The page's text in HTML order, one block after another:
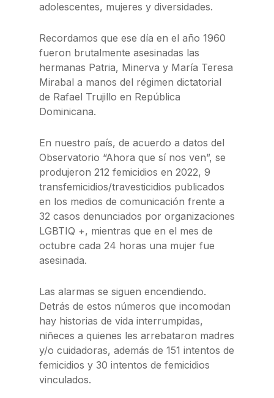
adolescentes, mujeres y diversidades.
Recordamos que ese día en el año 1960
fueron brutalmente asesinadas las
hermanas Patria, Minerva y María Teresa
Mirabal a manos del régimen dictatorial
de Rafael Trujillo en República
Dominicana.
En nuestro país, de acuerdo a datos del
Observatorio “Ahora que sí nos ven”, se
produjeron 212 femicidios en 2022, 9
transfemicidios/travesticidios publicados
en los medios de comunicación frente a
32 casos denunciados por organizaciones
LGBTIQ +, mientras que en el mes de
octubre cada 24 horas una mujer fue
asesinada.
Las alarmas se siguen encendiendo.
Detrás de estos números que incomodan
hay historias de vida interrumpidas,
niñeces a quienes les arrebataron madres
y/o cuidadoras, además de 151 intentos de
femicidios y 30 intentos de femicidios
vinculados.